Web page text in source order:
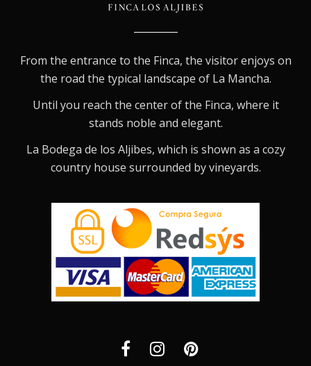
From the entrance to the Finca, the visitor enjoys on
the road the typical landscape of La Mancha.
Until you reach the center of the Finca, where it
stands noble and elegant.
La Bodega de los Aljibes, which is shown as a cozy
country house surrounded by vineyards.